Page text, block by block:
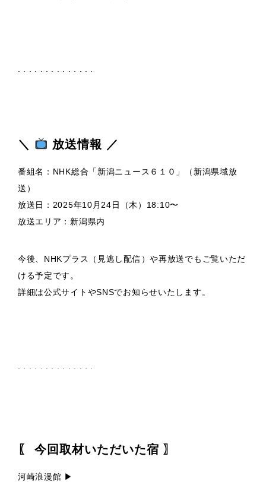
＼ 放送情報 ／
番組名：NHK総合「新潟ニュース６１０」（新潟県域放
送）
放送日：2025年10月24日（木）18:10〜
放送エリア：新潟県内
今後、NHKプラス（見逃し配信）や再放送でもご覧いただ
ける予定です。
詳細は公式サイトやSNSでお知らせいたします。
〖 今回取材いただいた宿 〗
河崎浪漫館 ▶︎